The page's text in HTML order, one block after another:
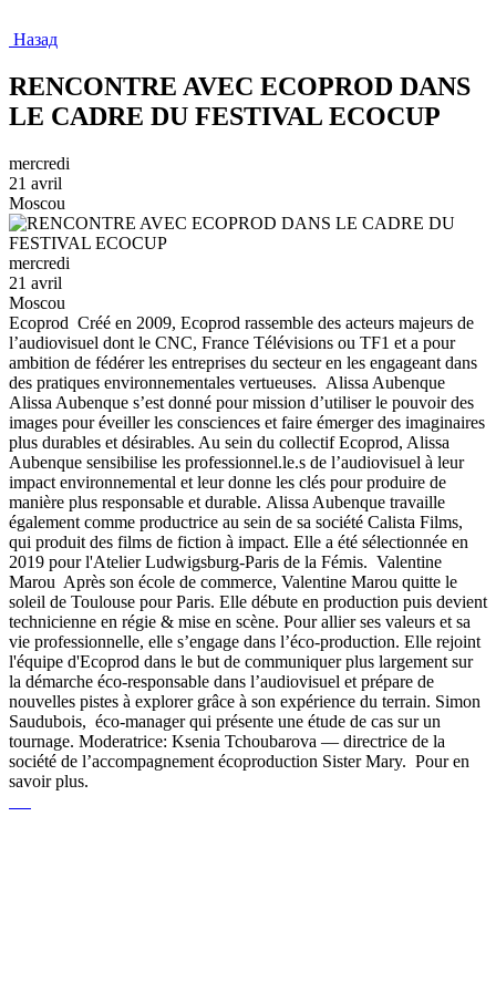
Назад
RENCONTRE AVEC ECOPROD DANS
LE CADRE DU FESTIVAL ECOCUP
mercredi
21 avril
Moscou
mercredi
21 avril
Moscou
Ecoprod Créé en 2009, Ecoprod rassemble des acteurs majeurs de
l’audiovisuel dont le CNC, France Télévisions ou TF1 et a pour
ambition de fédérer les entreprises du secteur en les engageant dans
des pratiques environnementales vertueuses. Alissa Aubenque
Alissa Aubenque s’est donné pour mission d’utiliser le pouvoir des
images pour éveiller les consciences et faire émerger des imaginaires
plus durables et désirables. Au sein du collectif Ecoprod, Alissa
Aubenque sensibilise les professionnel.le.s de l’audiovisuel à leur
impact environnemental et leur donne les clés pour produire de
manière plus responsable et durable. Alissa Aubenque travaille
également comme productrice au sein de sa société Calista Films,
qui produit des films de fiction à impact. Elle a été sélectionnée en
2019 pour l'Atelier Ludwigsburg-Paris de la Fémis. Valentine
Marou Après son école de commerce, Valentine Marou quitte le
soleil de Toulouse pour Paris. Elle débute en production puis devient
technicienne en régie & mise en scène. Pour allier ses valeurs et sa
vie professionnelle, elle s’engage dans l’éco-production. Elle rejoint
l'équipe d'Ecoprod dans le but de communiquer plus largement sur
la démarche éco-responsable dans l’audiovisuel et prépare de
nouvelles pistes à explorer grâce à son expérience du terrain. Simon
Saudubois, éco-manager qui présente une étude de cas sur un
tournage. Moderatrice: Ksenia Tchoubarova — directrice de la
société de l’accompagnement écoproduction Sister Mary. Pour en
savoir plus.